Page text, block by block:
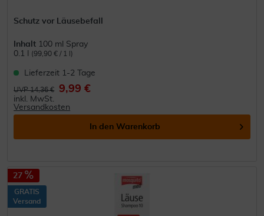
Schutz vor Läusebefall
Inhalt 100 ml Spray
0.1 l
(99,90 € / 1 l)
Lieferzeit 1-2 Tage
UVP 14,36 € 9,99 €
inkl. MwSt.
Versandkosten
In den Warenkorb
27
GRATIS
Versand